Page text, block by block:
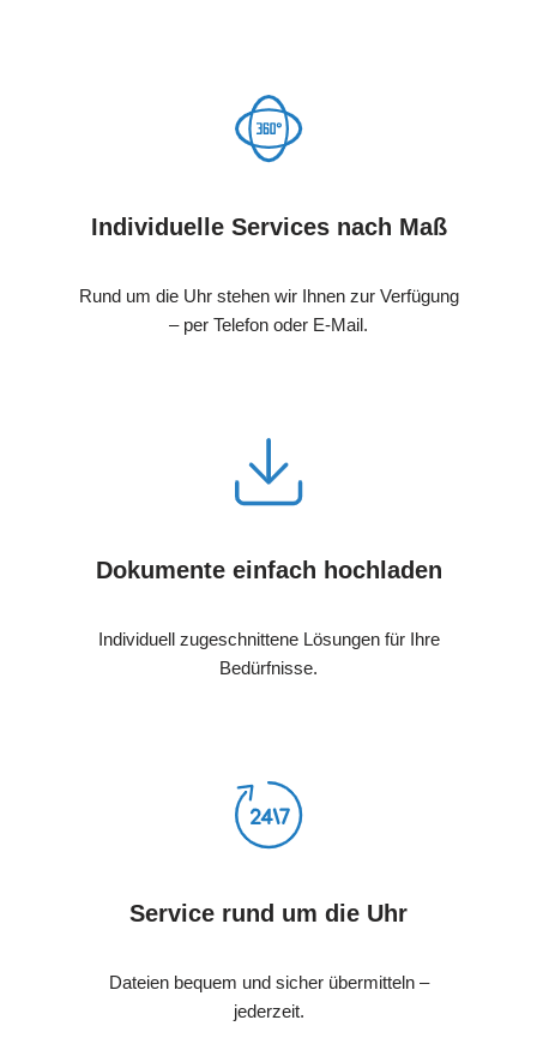
Individuelle Services nach Maß
Rund um die Uhr stehen wir Ihnen zur Verfügung
– per Telefon oder E-Mail.
Dokumente einfach hochladen
Individuell zugeschnittene Lösungen für Ihre
Bedürfnisse.
Service rund um die Uhr
Dateien bequem und sicher übermitteln –
jederzeit.